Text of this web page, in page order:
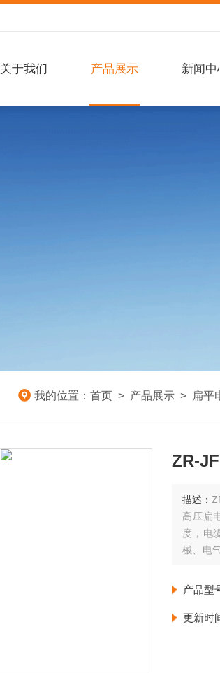
关于我们 产品展示 新闻中
我的位置： 首页 > 产品展示 > 扁平
ZR-
描述：
高压扁
度，电
械、电
缆敷设
产品型
更新时